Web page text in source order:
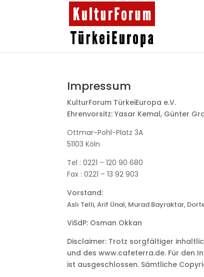
Impressum
KulturForum TürkeiEuropa e.V.
Ehrenvorsitz: Yasar Kemal, Günter
Ottmar-Pohl-Platz 3A
51103 Köln
Tel : 0221 – 120 90 680
Fax : 0221 – 13 92 903
Vorstand:
Aslı Telli, Arif Ünal, Murad Bayraktar,
ViSdP: Osman Okkan
Disclaimer: Trotz sorgfältiger
und des www.cafeterra.de. Für den
ist ausgeschlossen. Sämtliche